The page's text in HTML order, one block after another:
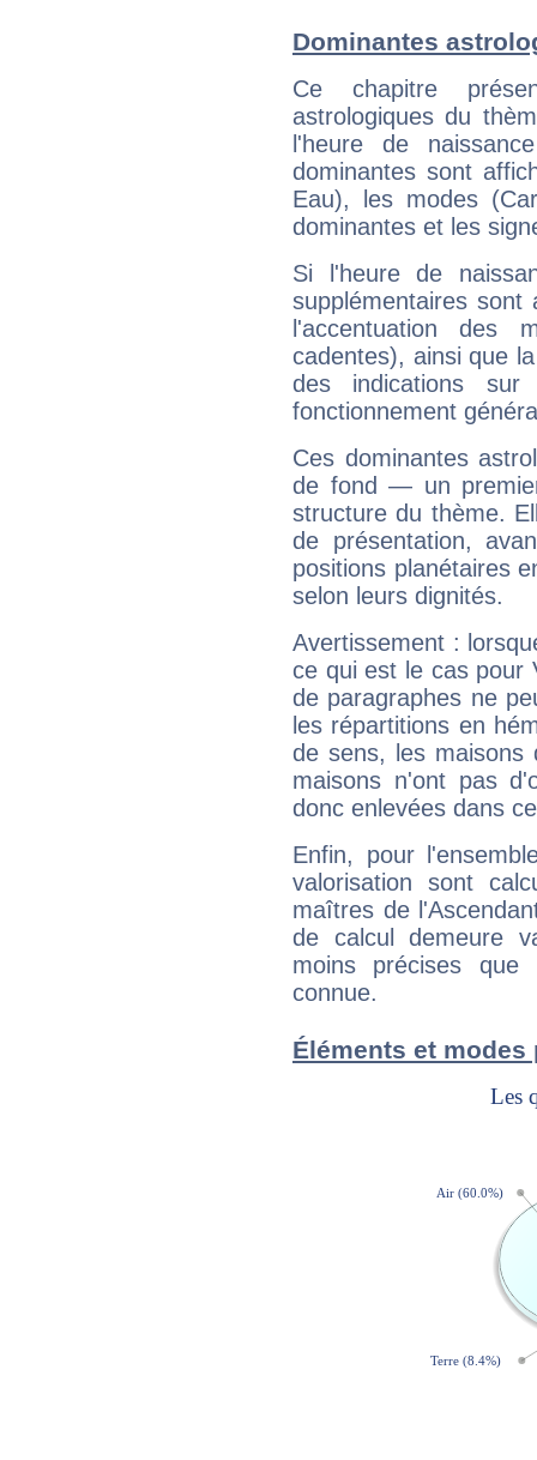
Dominantes
Ce chapitre
astrologiques du
l'heure de
dominantes sont
Eau), les modes
dominantes et les
Si l'heure de
supplémentaires sont
l'accentuation des
cadentes), ainsi que
des indications sur
fonctionnement
Ces dominantes
de fond — un
structure du thème.
de présentation,
positions planétaires
selon leurs dignités.
Avertissement :
ce qui est le cas pour
de paragraphes ne
les répartitions en
de sens, les maisons
maisons n'ont pas
donc enlevées dans
Enfin, pour
valorisation sont
maîtres de
de calcul demeure
moins précises que
connue.
Éléments et